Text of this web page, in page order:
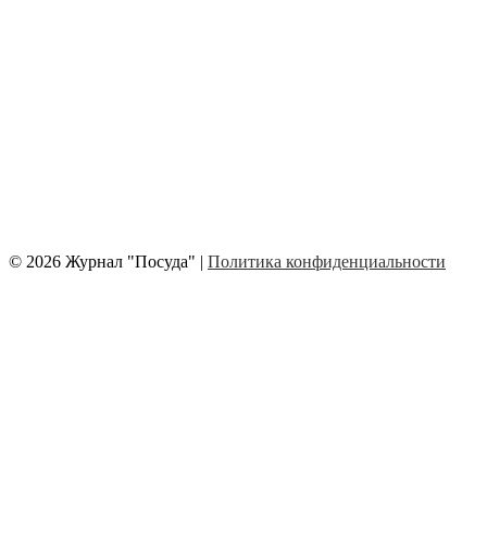
© 2026 Журнал "Посуда" | Политика конфиденциальности